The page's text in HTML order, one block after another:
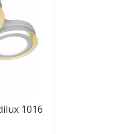
1016